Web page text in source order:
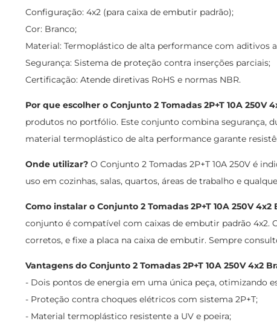
Configuração: 4x2 (para caixa de embutir padrão);
Cor: Branco;
Material: Termoplástico de alta performance com aditivos
Segurança: Sistema de proteção contra inserções parciais;
Certificação: Atende diretivas RoHS e normas NBR.
Por que escolher o Conjunto 2 Tomadas 2P+T 10A 250V
produtos no portfólio. Este conjunto combina segurança,
material termoplástico de alta performance garante
Onde utilizar? O Conjunto 2 Tomadas 2P+T 10A 250V é
uso em cozinhas, salas, quartos, áreas de trabalho e
Como instalar o Conjunto 2 Tomadas 2P+T 10A 250V 4x2
conjunto é compatível com caixas de embutir padrão 4x2.
corretos, e fixe a placa na caixa de embutir. Sempre
Vantagens do Conjunto 2 Tomadas 2P+T 10A 250V 4x2
- Dois pontos de energia em uma única peça, otimizando
- Proteção contra choques elétricos com sistema 2P+T;
- Material termoplástico resistente a UV e poeira;